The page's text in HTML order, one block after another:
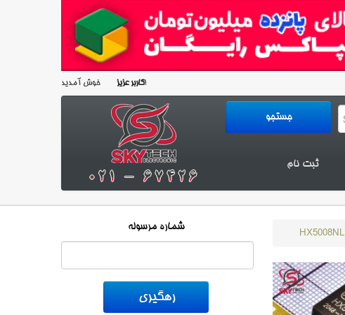
کاربر عزیزخوش آمدید!
ثبت نام
شماره مرسوله HX5008NL